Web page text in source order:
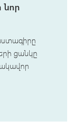
ցանկը